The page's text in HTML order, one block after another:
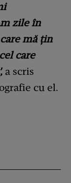
zile în
mă țin
care
a scris
cu el.